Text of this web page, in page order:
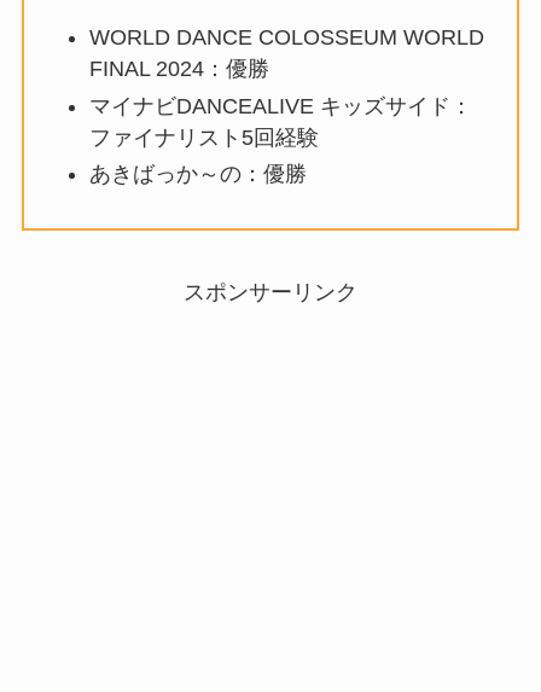
WORLD DANCE COLOSSEUM WORLD
FINAL 2024：優勝
マイナビDANCEALIVE キッズサイド：
ファイナリスト5回経験
あきばっか～の：優勝
スポンサーリンク